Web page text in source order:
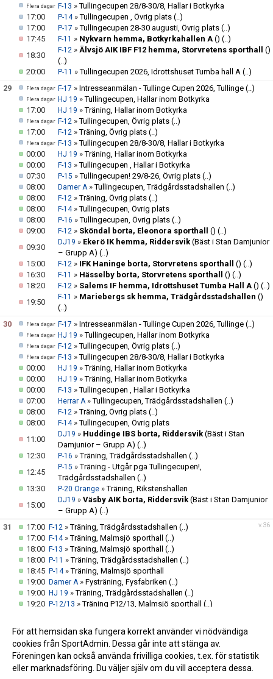
Flera dagar F-13 »Tullingecupen 28/8-30/8, Hallar i Botkyrka
17:00
P-14»Tullingecupen , Övrig plats (..)
17:00
P-17 »Tullingecupen 28-30 augusti, Övrig plats (..)
17:45
F-11 » Nykvarn hemma, Botkyrkahallen A () (..)
18:30
F-12 » Älvsjö AIK IBF F12 hemma, Storvretens sporthall
()
(..)
20:00
P-11 »Tullingecupen 2026, Idrottshuset Tumba hall A (..)
29
Flera dagar F-17 » Intresseanmälan - Tullinge Cupen 2026, Tullinge (..)
Flera dagar HJ 19 »Tullingecupen, Hallar inom Botkyrka
17:00
HJ 19 »Träning, Hallar inom Botkyrka
Flera dagar F-12 »Tullingecupen, Övrig plats (..)
17:00
F-12 »Träning, Övrig plats (..)
Flera dagar F-13 »Tullingecupen 28/8-30/8, Hallar i Botkyrka
00:00
HJ 19 »Träning, Hallar inom Botkyrka
00:00
F-13 »Tullingecupen , Hallar i Botkyrka
07:30
P-15 »Tullingecupen! 29/8-26, Övrig plats (..)
08:00
Damer A»Tullingecupen, Trädgårdsstadshallen (..)
08:00
F-12 »Träning, Övrig plats (..)
08:00
F-14»Tullingecupen, Övrig plats
08:00
P-16 »Tullingecupen, Övrig plats (..)
09:00
F-12 » Sköndal borta, Eleonora sporthall () (..)
09:30
DJ19 » Ekerö IK hemma, Riddersvik(Bäst i Stan Damjunior
– Grupp A) (..)
15:00
F-12 » IFK Haninge borta, Storvretens sporthall () (..)
16:30
F-11 » Hässelby borta, Storvretens sporthall () (..)
18:20
F-12 » Salems IF hemma, Idrottshuset Tumba Hall A () (..)
19:50
F-11 » Mariebergs sk hemma, Trädgårdsstadshallen ()
(..)
30
Flera dagar F-17 » Intresseanmälan - Tullinge Cupen 2026, Tullinge (..)
Flera dagar HJ 19 »Tullingecupen, Hallar inom Botkyrka
Flera dagar F-12 »Tullingecupen, Övrig plats (..)
Flera dagar F-13 »Tullingecupen 28/8-30/8, Hallar i Botkyrka
00:00
HJ 19 »Träning, Hallar inom Botkyrka
00:00
HJ 19 »Träning, Hallar inom Botkyrka
00:00
F-13 »Tullingecupen , Hallar i Botkyrka
07:00
Herrar A»Tullingecupen, Trädgårdsstadshallen (..)
08:00
F-12 »Träning, Övrig plats (..)
08:00
F-14»Tullingecupen, Övrig plats
11:00
DJ19 » Huddinge IBS borta, Riddersvik(Bäst i Stan
Damjunior – Grupp A) (..)
12:30
P-16 »Träning, Trädgårdsstadshallen (..)
12:45
P-15 »Träning - Utgår pga Tullingecupen!,
Trädgårdsstadshallen (..)
13:30
P-20 Orange »Träning, Rikstenshallen
15:00
DJ19 » Väsby AIK borta, Riddersvik(Bäst i Stan Damjunior
– Grupp A) (..)
v.36
31 17:00 F-12 »Träning, Trädgårdsstadshallen (..)
17:00 F-14»Träning, Malmsjö sporthall (..)
18:00 F-13 »Träning, Malmsjö sporthall (..)
18:00 P-11 »Träning, Trädgårdsstadshallen (..)
18:45 P-14»Träning, Malmsjö sporthall
19:00 Damer A» Fysträning, Fysfabriken (..)
19:00 HJ 19 »Träning, Trädgårdsstadshallen (..)
19:20 P-12/13 »Träning P12/13, Malmsjö sporthall (..)
20:00
DJ19» utefys +Träning, Trädgårdsstadshallen (..)
20:00F-11»Träning, Kärsby sporthall (..)
För att hemsidan ska fungera korrekt använder vi nödvändiga
cookies från SportAdmin. Dessa går inte att stänga av.
Föreningen kan också använda frivilliga cookies, t.ex. för statistik
eller marknadsföring. Du väljer själv om du vill acceptera dessa.